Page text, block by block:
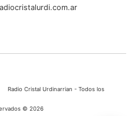
Radio Cristal Urdinarrian - Todos los
© 2026